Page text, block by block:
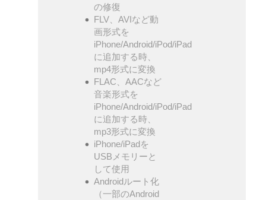
の修復
FLV、AVIなど動
画形式を
iPhone/Android/iPod/iPad
に追加する時、
mp4形式に変換
FLAC、AACなど
音楽形式を
iPhone/Android/iPod/iPad
に追加する時、
mp3形式に変換
iPhone/iPadを
USBメモリーと
して使用
Androidルート化
（一部のAndroid